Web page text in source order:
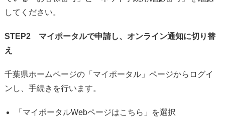
してください。
STEP2 マイポータルで申請し、オンライン通知に切り替
え
千葉県ホームページの「マイポータル」ページからログイ
ンし、手続きを行います。
「マイポータルWebページはこちら」を選択